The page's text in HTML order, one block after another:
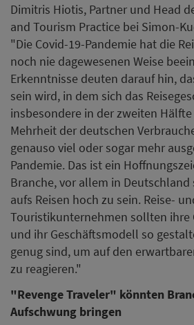
Dimitris Hiotis, Partner und Head
and Tourism Practice bei Simon-
"Die Covid-19-Pandemie hat die
noch nie dagewesenen Weise
Erkenntnisse deuten darauf hin,
sein wird, in dem sich das
insbesondere in der zweiten
Mehrheit der deutschen
genauso viel oder sogar mehr
Pandemie. Das ist ein
Branche, vor allem in
aufs Reisen hoch zu sein. Reise-
Touristikunternehmen sollten ihre
und ihr Geschäftsmodell so
genug sind, um auf den
zu reagieren."
"Revenge Traveler" könnten
Aufschwung bringen